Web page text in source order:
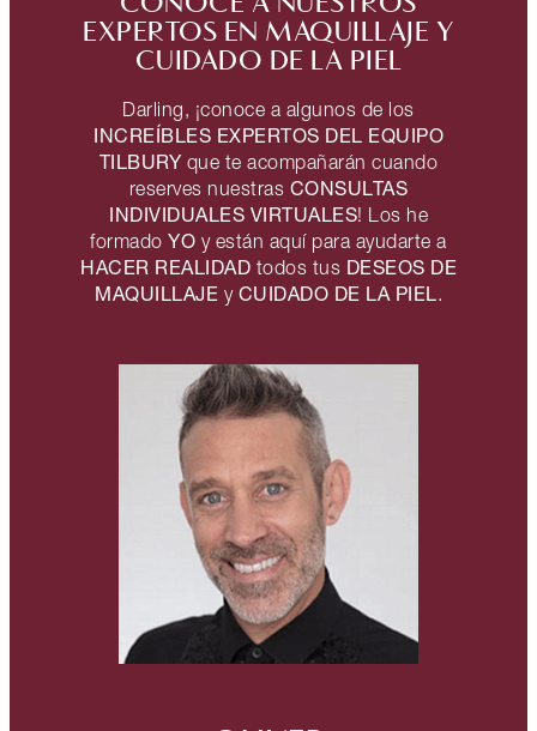
EXPERTOS EN MAQUILLAJE Y
CUIDADO DE LA PIEL
Darling, ¡conoce a algunos de los
INCREÍBLES EXPERTOS DEL EQUIPO
TILBURY que te acompañarán cuando
reserves nuestras CONSULTAS
INDIVIDUALES VIRTUALES! Los he
formadoYO y están aquí para ayudarte a
HACER REALIDAD todos tus DESEOS DE
MAQUILLAJE y CUIDADO DE LA PIEL.